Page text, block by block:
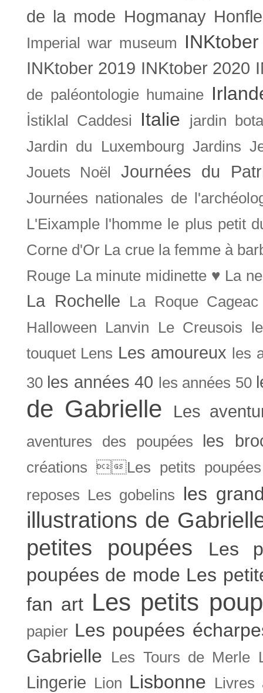
de la mode Hogmanay
Imperial war museum INKtober
INKtober 2019 INKtober 2020
de paléontologie humaine
İstiklal Caddesi Italie
jardin
Jardin du Luxembourg Jardins
Jouets Noël
Journées du
Journées nationales de
L'Eixample l'homme le plus petit
Corne d'Or La crue la femme à
Rouge La minute midinette ♥ La
La Rochelle
La Roque Cageac
Halloween
Lanvin Le Creusois
touquet Lens Les amoureux les
30 les années 40 les années 50
de Gabrielle Les
aventures des poupées les
créations Les petits
reposes Les gobelins les
illustrations de
petites poupées
Les
poupées de mode Les
fan art Les petits
papier Les poupées
Gabrielle
Les Tours de Merle
Lingerie Lion Lisbonne
Livres